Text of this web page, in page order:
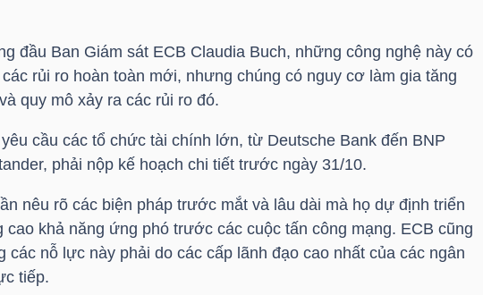
đầu Ban Giám sát ECB Claudia Buch, những công nghệ này có
rủi ro hoàn toàn mới, nhưng chúng có nguy cơ làm gia tăng
quy mô xảy ra các rủi ro đó.
cầu các tổ chức tài chính lớn, từ Deutsche Bank đến BNP
phải nộp kế hoạch chi tiết trước ngày 31/10.
nêu rõ các biện pháp trước mắt và lâu dài mà họ dự định triển
cao khả năng ứng phó trước các cuộc tấn công mạng. ECB cũng
các nỗ lực này phải do các cấp lãnh đạo cao nhất của các ngân
tiếp.